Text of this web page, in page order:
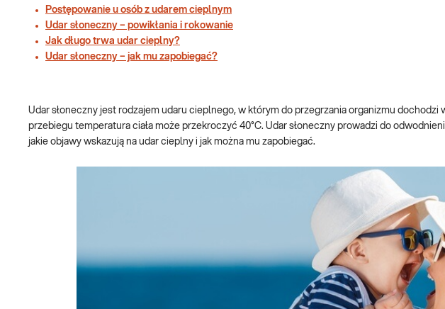
Postępowanie u osób z udarem cieplnym
Udar słoneczny – powikłania i rokowanie
Jak długo trwa udar cieplny?
Udar słoneczny – jak mu zapobiegać?
Udar słoneczny jest rodzajem udaru cieplnego, w którym do przegrzania organizmu dochodzi
przebiegu temperatura ciała może przekroczyć 40°C. Udar słoneczny prowadzi do
jakie objawy wskazują na udar cieplny i jak można mu zapobiegać.